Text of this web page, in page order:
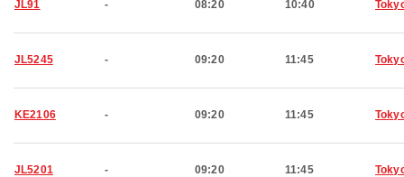
JL91 - 08:20 10:40
JL5245 - 09:20 11:45
KE2106 - 09:20 11:45
JL5201 - 09:20 11:45